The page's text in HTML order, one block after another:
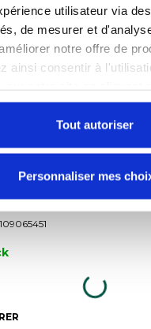
utilisateur via
de mesurer et
notre offre de
ainsi consentir à
si vous ne
de cookies, veuillez
mes choix".
Tout autoriser
Personnaliser mes
bœuf coupé ficelé ⌀